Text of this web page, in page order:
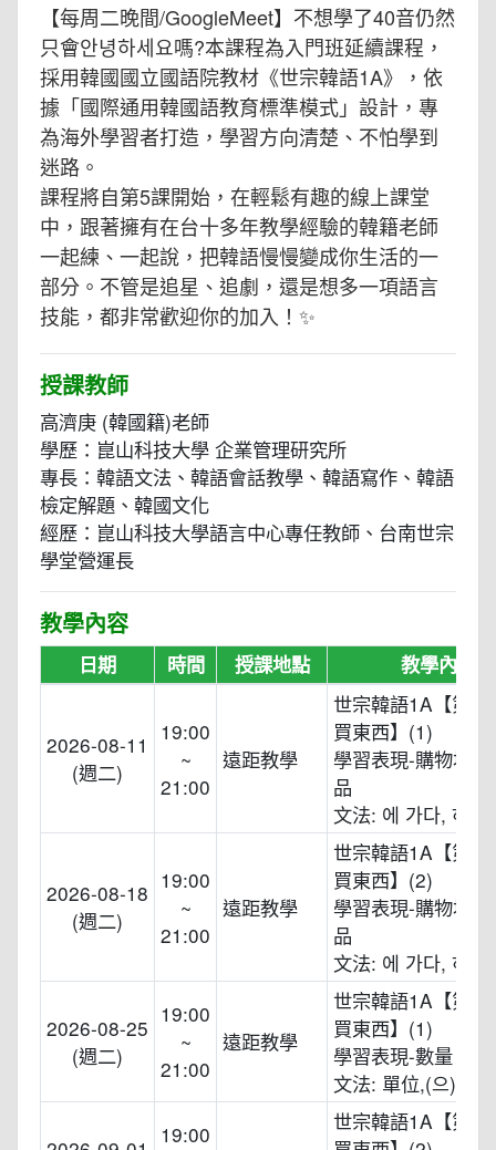
【每周二晚間/GoogleMeet】不想學了40音仍然
只會안녕하세요嗎?本課程為入門班延續課程，
採用韓國國立國語院教材《世宗韓語1A》，依
據「國際通用韓國語教育標準模式」設計，專
為海外學習者打造，學習方向清楚、不怕學到
迷路。
課程將自第5課開始，在輕鬆有趣的線上課堂
中，跟著擁有在台十多年教學經驗的韓籍老師
一起練、一起說，把韓語慢慢變成你生活的一
部分。不管是追星、追劇，還是想多一項語言
技能，都非常歡迎你的加入！✨
授課教師
高濟庚 (韓國籍)老師
學歷：崑山科技大學 企業管理研究所
專長：韓語文法、韓語會話教學、韓語寫作、韓語
檢定解題、韓國文化
經歷：崑山科技大學語言中心專任教師、台南世宗
學堂營運長
教學內容
日期 時間 授課地點 教學內容
2026-08-11
(週二)
19:00
~
21:00
遠距教學
世宗韓語1A【第五
買東西】(1)
學習表現-購物場所
品
文法: 에 가다, 하고
2026-08-18
(週二)
19:00
~
21:00
遠距教學
世宗韓語1A【第五
買東西】(2)
學習表現-購物場所
品
文法: 에 가다, 하고
2026-08-25
(週二)
19:00
~
21:00
遠距教學
世宗韓語1A【第六
買東西】(1)
學習表現-數量、價
文法: 單位,(으)세요
19:00
世宗韓語1A【第六